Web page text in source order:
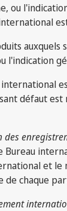
ou
auxquels
l'indication
défaut est
Bureau
et le
chaque